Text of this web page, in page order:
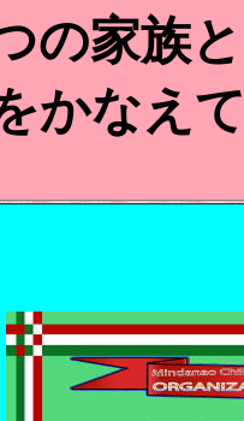
の家族
かなえ